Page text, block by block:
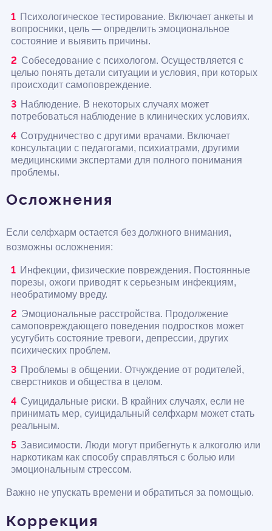
Психологическое тестирование. Включает анкеты и
вопросники, цель — определить эмоциональное
состояние и выявить причины.
Собеседование с психологом. Осуществляется с
целью понять детали ситуации и условия, при которых
происходит самоповреждение.
Наблюдение. В некоторых случаях может
потребоваться наблюдение в клинических условиях.
Сотрудничество с другими врачами. Включает
консультации с педагогами, психиатрами, другими
медицинскими экспертами для полного понимания
проблемы.
Осложнения
Если селфхарм остается без должного внимания,
возможны осложнения:
Инфекции, физические повреждения. Постоянные
порезы, ожоги приводят к серьезным инфекциям,
необратимому вреду.
Эмоциональные расстройства. Продолжение
самоповреждающего поведения подростков может
усугубить состояние тревоги, депрессии, других
психических проблем.
Проблемы в общении. Отчуждение от родителей,
сверстников и общества в целом.
Суицидальные риски. В крайних случаях, если не
принимать мер, суицидальный селфхарм может стать
реальным.
Зависимости. Люди могут прибегнуть к алкоголю или
наркотикам как способу справляться с болью или
эмоциональным стрессом.
Важно не упускать времени и обратиться за помощью.
Коррекция